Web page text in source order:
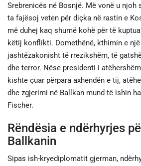
Srebrenicës në Bosnjë. Më vonë u njoh
ta fajësoj veten për diçka në rastin e
më duhej kaq shumë kohë për të
këtij konflikti. Domethënë, kthimin e
jashtëzakonisht të rrezikshëm, të
dhe terror. Nëse presidenti i
kishte çuar përpara axhendën e tij,
dhe zgjerimi në Ballkan mund të ishin
Fischer.
Rëndësia e ndërhyrjes
Ballkanin
Sipas ish-kryediplomatit gjerman,